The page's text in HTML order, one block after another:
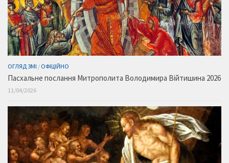
ОГЛЯД ЗМІ / ОФІЦІЙНО
Пасхальне послання Митрополита Володимира Війтишина 2026
11/04/2026